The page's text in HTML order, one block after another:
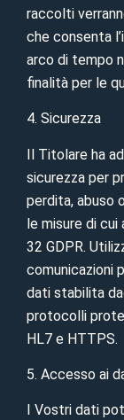
raccolti
che consenta
arco di tempo
finalità per le
4. Sicurezza
Il Titolare ha
sicurezza per
perdita, abuso
le misure di cui
32 GDPR.
comunicazioni
dati stabilita
protocolli
HL7 e HTTPS.
5. Accesso ai
I Vostri dati